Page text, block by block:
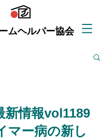
ムヘルパー協会
新情報vol1189
マー病の新し